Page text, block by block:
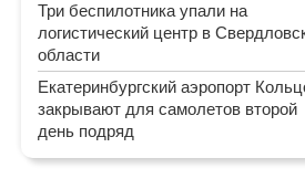
Три беспилотника упали на
логистический центр в
области
Екатеринбургский аэропорт
закрывают для самолетов второй
день подряд